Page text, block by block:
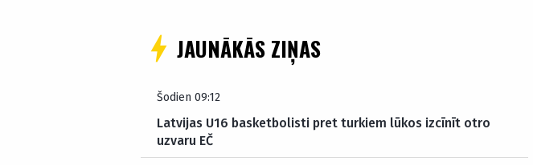
JAUNĀKĀS ZIŅAS
Šodien 09:12
Latvijas U16 basketbolisti pret turkiem lūkos izcīnīt otro
uzvaru EČ